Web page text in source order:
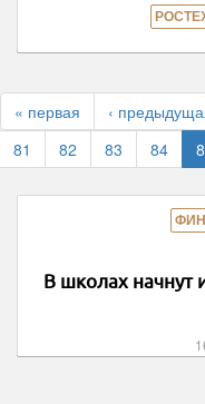
« первая ‹
81
82 83 84
В школах начнут